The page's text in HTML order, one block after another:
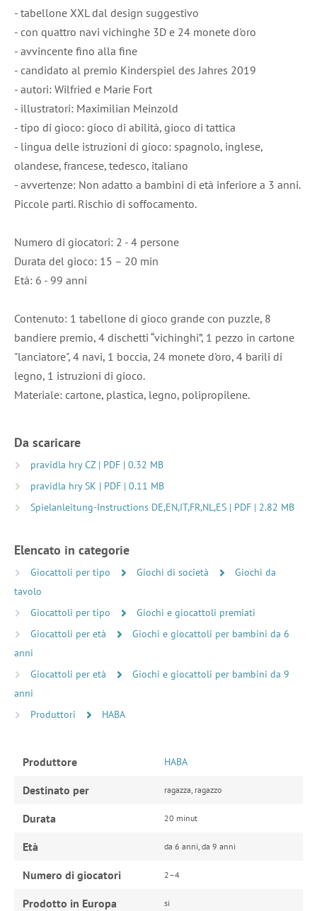
- tabellone XXL dal design suggestivo
- con quattro navi vichinghe 3D e 24 monete d'oro
- avvincente fino alla fine
- candidato al premio Kinderspiel des Jahres 2019
- autori: Wilfried e Marie Fort
- illustratori: Maximilian Meinzold
- tipo di gioco: gioco di abilità, gioco di tattica
- lingua delle istruzioni di gioco: spagnolo, inglese,
olandese, francese, tedesco, italiano
- avvertenze: Non adatto a bambini di età inferiore a 3 anni.
Piccole parti. Rischio di soffocamento.
Numero di giocatori: 2 - 4 persone
Durata del gioco: 15 – 20 min
Età: 6 - 99 anni
Contenuto: 1 tabellone di gioco grande con puzzle, 8
bandiere premio, 4 dischetti “vichinghi”, 1 pezzo in cartone
"lanciatore", 4 navi, 1 boccia, 24 monete d'oro, 4 barili di
legno, 1 istruzioni di gioco.
Materiale: cartone, plastica, legno, polipropilene.
Da scaricare
pravidla hry CZ | PDF | 0.32 MB
pravidla hry SK | PDF | 0.11 MB
Spielanleitung-Instructions DE,EN,IT,FR,NL,ES | PDF | 2.82 MB
Elencato in categorie
Giocattoli per tipo Giochi di società
Giochi da
tavolo
Giocattoli per tipo
Giochi e giocattoli premiati
Giocattoli per età
Giochi e giocattoli per bambini da 6
anni
Giocattoli per età
Giochi e giocattoli per bambini da 9
anni
Produttori
HABA
Produttore HABA
Destinato per ragazza, ragazzo
Durata 20 minut
Età da 6 anni, da 9 anni
Numero di giocatori 2–4
Prodotto in Europa si